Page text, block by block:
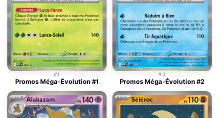
#1
Promos Méga-Évolution #1
#2
Promos Méga-Évolution #2